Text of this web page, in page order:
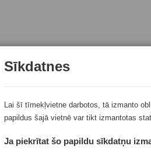
Sīkdatnes
Lai šī tīmekļvietne darbotos, tā izmanto
papildus šajā vietnē var tikt izmantotas
Ja piekrītat šo papildu sīkdatņu